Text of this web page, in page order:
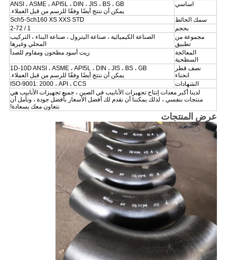
اساسي
ANSI ، ASME ، API5L ، DIN ، JIS ، BS ، GB
يمكن أن ننتج أيضًا وفقًا للرسم من قبل العملاء.
سمك الحائط
Sch5-Sch160 XS XXS STD
بحجم
1 / 2-72
مجموعة من
تطبيق
الصناعة الكيميائية ، صناعة البترول ، صناعة البناء ، التركيب
المحلي وغيرها
المعالجة
السطحية
زيت أسود مطحون ومقاوم للصدأ
نصف قطر
انحناء
1D-10D ANSI ، ASME ، API5L ، DIN ، JIS ، BS ، GB
يمكن أن ننتج أيضًا وفقًا للرسم من قبل العملاء.
الشهادات
ISO-9001: 2000 ، API ، CCS
لدينا أكبر معدات إنتاج تجهيزات الأنابيب في الصين ، جميع تجهيزات الأنابيب هي
منتجات بنفسي ، لذلك يمكننا أن نقدم لك أفضل الأسعار بأفضل جودة ، ونأمل أن
نتعاون معك بسعادة!
عرض المنتجات